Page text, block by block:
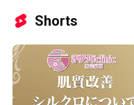
Shorts